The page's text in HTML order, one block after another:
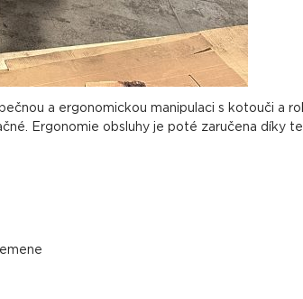
a ergonomickou manipulaci s kotouči a
Ergonomie obsluhy je poté zaručena díky